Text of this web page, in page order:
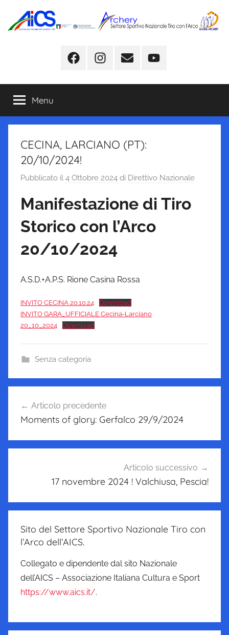
FacebookInstagram
Email YouTube
Menu
CECINA, LARCIANO (PT):
20/10/2024!
Pubblicato il 4 Ottobre 2024 di Direttivo Nazionale
Manifestazione di Tiro
Storico con l’Arco
20/10/2024
A.S.D.+A.P.S. Rione Casina Rossa
INVITO CECINA 20.10.24
Download
INVITO GARA_UFFICIALE Cecina-Larciano
20_10_2024
Download
Senza categoria
articoli
Articolo precedente
Moments of glory: Gerfalco 29/9/2024
Articolo successivo
17 novembre 2024 ! Valchiusa, Pescia!
Sito del Settore Sportivo Nazionale Tiro con
l’Arco dell’AICS.
Collegato e dipendente dal sito Nazionale
dell’AICS – Associazione Italiana Cultura e Sport
https://www.aics.it/.